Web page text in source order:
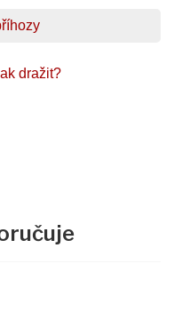
dražit?